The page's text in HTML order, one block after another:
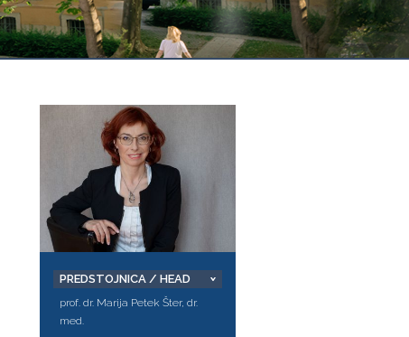
PREDSTOJNICA / HEAD
prof. dr. Marija Petek Šter, dr.
med.